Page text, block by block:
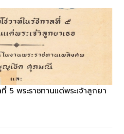
5 พระราชทานแด่พระเจ้าลูกยา